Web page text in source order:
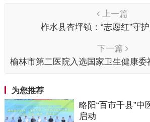
上一篇
柞水县杏坪镇：“志愿红”守
下一篇
榆林市第二医院入选国家卫生健康
为您推荐
略阳“百市千县”中
启动